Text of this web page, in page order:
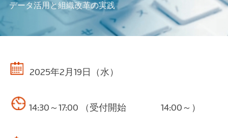
データ活用と組織改革の実践
2025年2月19日（水）
14:30～17:00 （受付開始 14:00～）